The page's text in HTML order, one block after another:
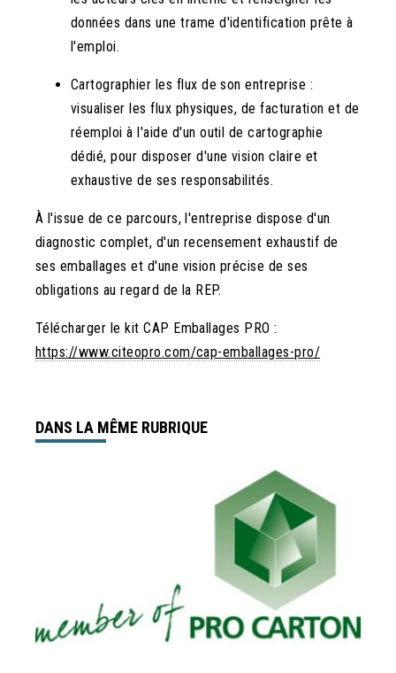
données dans une trame d'identification prête à
l'emploi.
Cartographier les flux de son entreprise :
visualiser les flux physiques, de facturation et de
réemploi à l'aide d'un outil de cartographie
dédié, pour disposer d'une vision claire et
exhaustive de ses responsabilités.
À l'issue de ce parcours, l'entreprise dispose d'un
diagnostic complet, d'un recensement exhaustif de
ses emballages et d'une vision précise de ses
obligations au regard de la REP.
Télécharger le kit CAP Emballages PRO :
https://www.citeopro.com/cap-emballages-pro/
DANS LA MÊME RUBRIQUE